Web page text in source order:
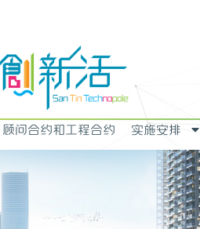
顾问合约和工程合约 实施安排